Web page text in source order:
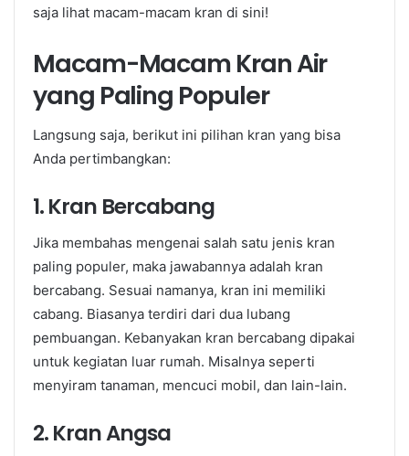
saja lihat macam-macam kran di sini!
Macam-Macam Kran Air
yang Paling Populer
Langsung saja, berikut ini pilihan kran yang bisa
Anda pertimbangkan:
1. Kran Bercabang
Jika membahas mengenai salah satu jenis kran
paling populer, maka jawabannya adalah kran
bercabang. Sesuai namanya, kran ini memiliki
cabang. Biasanya terdiri dari dua lubang
pembuangan. Kebanyakan kran bercabang dipakai
untuk kegiatan luar rumah. Misalnya seperti
menyiram tanaman, mencuci mobil, dan lain-lain.
2. Kran Angsa